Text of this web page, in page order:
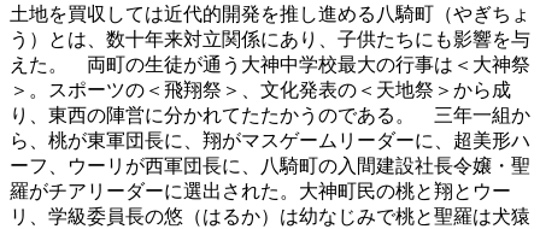
土地を買収しては近代的開発を推し進める八騎町（やぎちょ
う）とは、数十年来対立関係にあり、子供たちにも影響を与
えた。 両町の生徒が通う大神中学校最大の行事は＜大神祭
＞。スポーツの＜飛翔祭＞、文化発表の＜天地祭＞から成
り、東西の陣営に分かれてたたかうのである。 三年一組か
ら、桃が東軍団長に、翔がマスゲームリーダーに、超美形ハ
ーフ、ウーリが西軍団長に、八騎町の入間建設社長令嬢・聖
羅がチアリーダーに選出された。大神町民の桃と翔とウー
リ、学級委員長の悠（はるか）は幼なじみで桃と聖羅は犬猿